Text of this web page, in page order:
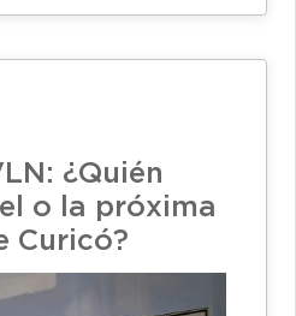
¿Quién
o la próxima
Curicó?